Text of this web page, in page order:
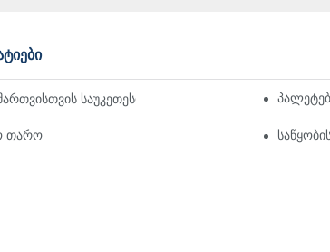
Საუკეთესო Სამრეწველო Თაროების
Თაროების Გადაწყვეტილებების Შესწავლა Ყველა